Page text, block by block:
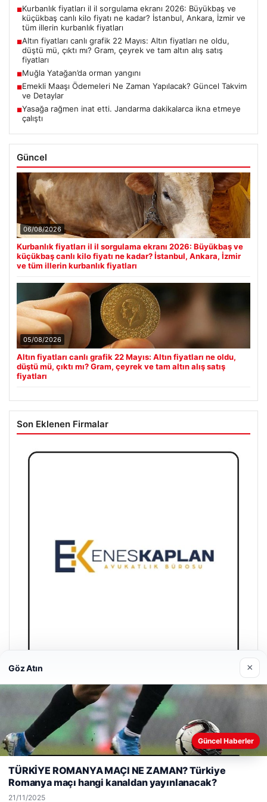
■Kurbanlık fiyatları il il sorgulama ekranı 2026: Büyükbaş ve
küçükbaş canlı kilo fiyatı ne kadar? İstanbul, Ankara, İzmir ve
tüm illerin kurbanlık fiyatları
■Altın fiyatları canlı grafik 22 Mayıs: Altın fiyatları ne oldu,
düştü mü, çıktı mı? Gram, çeyrek ve tam altın alış satış
fiyatları
■Muğla Yatağan’da orman yangını
■Emekli Maaşı Ödemeleri Ne Zaman Yapılacak? Güncel Takvim
ve Detaylar
■Yasağa rağmen inat etti. Jandarma dakikalarca ikna etmeye
çalıştı
Güncel
06/08/2026
Kurbanlık fiyatları il il sorgulama ekranı 2026: Büyükbaş ve
küçükbaş canlı kilo fiyatı ne kadar? İstanbul, Ankara, İzmir
ve tüm illerin kurbanlık fiyatları
05/08/2026
Altın fiyatları canlı grafik 22 Mayıs: Altın fiyatları ne oldu,
düştü mü, çıktı mı? Gram, çeyrek ve tam altın alış satış
fiyatları
Son Eklenen Firmalar
Enes Kaplan Avukatlık Bürosu
28/04/2026
© 2026 Kitap Oku – Güncel Haberler
Web sitemizi nasıl kullandığınızı daha iyi anlayabilmek,
kullanıyoruz.Çerez Politikamız
Reddet Kabul Et
Göz Atın ×
Güncel Haberler
TÜRKİYE ROMANYA MAÇI NE ZAMAN? Türkiye
Romanya maçı hangi kanaldan yayınlanacak?
21/11/2025